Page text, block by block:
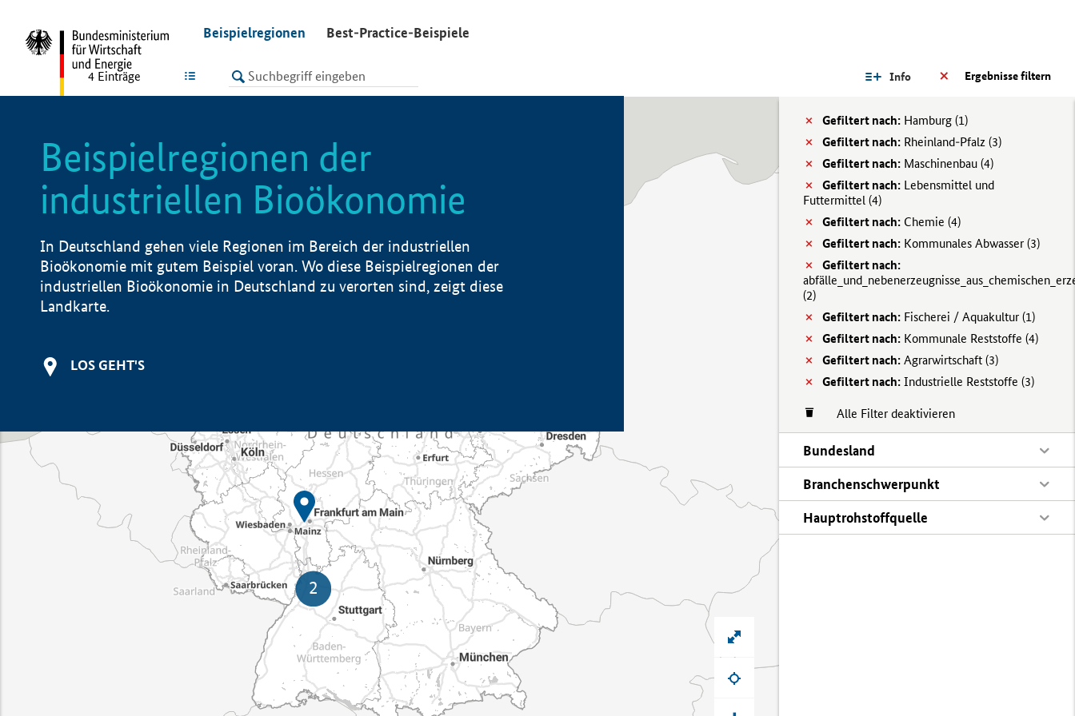
Beispielregionen Best-Practice-Beispiele
LISTE Ergebnisse filtern
Info
Gefiltert nach: Hamburg (1)
Gefiltert nach: Rheinland-Pfalz (3)
Gefiltert nach: Maschinenbau (4)
Gefiltert nach: Lebensmittel und
Futtermittel (4)
Gefiltert nach: Chemie (4)
Gefiltert nach: Kommunales Abwasser (3)
Gefiltert nach:
(2)
Gefiltert nach: Fischerei / Aquakultur (1)
Gefiltert nach: Kommunale Reststoffe (4)
Gefiltert nach: Agrarwirtschaft (3)
Gefiltert nach: Industrielle Reststoffe (3)
Alle Filter deaktivieren
Bundesland
Branchenschwerpunkt
Hauptrohstoffquelle
4 Einträge
Beispielregionen der
industriellen Bioökonomie
In Deutschland gehen viele Regionen im Bereich der industriellen
Bioökonomie mit gutem Beispiel voran. Wo diese Beispielregionen der
industriellen Bioökonomie in Deutschland zu verorten sind, zeigt diese
Landkarte.
LOS GEHT'S